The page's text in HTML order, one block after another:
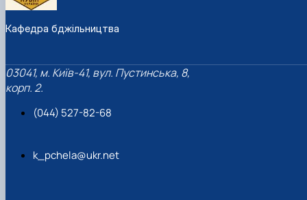
Кафедра бджільництва
03041, м. Київ-41, вул. Пустинська, 8,
корп. 2.
(044) 527-82-68
k_pchela@ukr.net